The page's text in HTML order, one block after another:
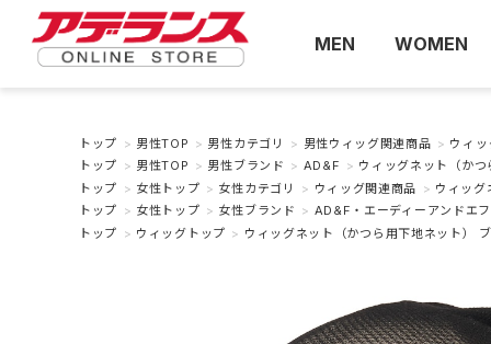
MEN WOMEN
トップ > 男性TOP > 男性カテゴリ > 男性ウィッグ関連商品 > ウィ
トップ > 男性TOP > 男性ブランド > AD&F > ウィッグネット（か
トップ > 女性トップ > 女性カテゴリ > ウィッグ関連商品 > ウィッグ
トップ > 女性トップ > 女性ブランド > AD&F・エーディーアンドエフ
トップ > ウィッグトップ > ウィッグネット（かつら用下地ネット）